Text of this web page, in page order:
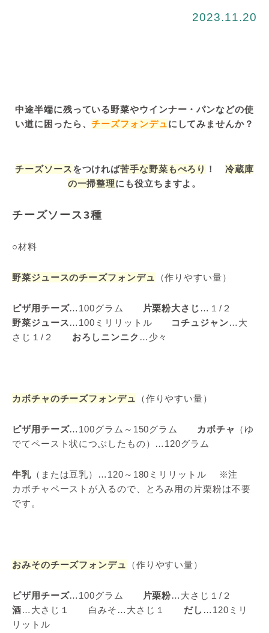
2023.11.20
中途半端に残っている野菜やウインナー・パンなどの使
い道に困ったら、チーズフォンデュにしてみませんか？
チーズソースをつければ苦手な野菜もぺろり ！冷蔵庫
の一掃整理にも役立ちますよ。
チーズソース3種
○材料
野菜ジュースのチーズフォンデュ （作りやすい量）
ピザ用チーズ…100グラム 片栗粉大さじ …１/２
野菜ジュース…100ミリリットル コチュジャン…大
さじ１/２ おろしニンニク …少々
カボチャのチーズフォンデュ （作りやすい量）
ピザ用チーズ…100グラム～150グラム カボチャ
（ゆ
でてペースト状につぶしたもの）…120グラム
牛乳（または豆乳）…120～180ミリリットル ※注
カボチャペーストが入るので、とろみ用の片栗粉は不要
です。
おみそのチーズフォンデュ （作りやすい量）
ピザ用チーズ…100グラム 片栗粉…大さじ１/２
酒…大さじ１ 白みそ…大さじ１ だし …120ミリ
リットル